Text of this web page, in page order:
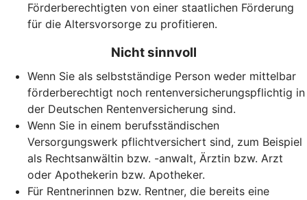
Förderberechtigten von einer staatlichen Förderung
für die Altersvorsorge zu profitieren.
Nicht sinnvoll
Wenn Sie als selbstständige Person weder mittelbar
förderberechtigt noch rentenversicherungspflichtig in
der Deutschen Rentenversicherung sind.
Wenn Sie in einem berufsständischen
Versorgungswerk pflichtversichert sind, zum Beispiel
als Rechtsanwältin bzw. -anwalt, Ärztin bzw. Arzt
oder Apothekerin bzw. Apotheker.
Für Rentnerinnen bzw. Rentner, die bereits eine